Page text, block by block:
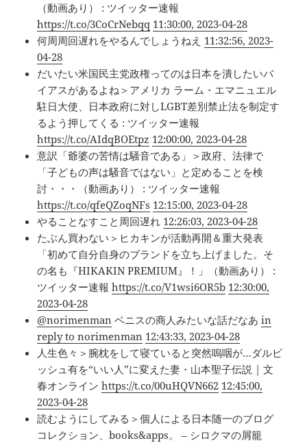
（動画あり） : ツイッター速報
https://t.co/3CoCrNebqq 11:30:00, 2023-04-28
何周周回遅れをやるんでしょうねえ 11:32:56, 2023-
04-28
だいたい米国民主党政権ってのは日本を潰したいバ
イアスがあるよね＞アメリカ ラーム・エマニュエル
駐日大使、日本政府に対しLGBT差別禁止法を制定す
るよう押してくる : ツイッター速報
https://t.co/AIdqBOEtpz 12:00:00, 2023-04-28
意訳「爺婆の苦情は騒音である」＞政府、法律で
「子どもの声は騒音ではない」と定めることを検
討・・・（動画あり） : ツイッター速報
https://t.co/qfeQZoqNFs 12:15:00, 2023-04-28
やることなすこと周回遅れ 12:26:03, 2023-04-28
たぶん買わない＞ヒカキンが活動再開＆重大発表
「初めて自分自身のブランドを立ち上げました。そ
の名も『HIKAKIN PREMIUM』！」（動画あり） :
ツイッター速報https://t.co/V1wsi6OR5b 12:30:00,
2023-04-28
@norimenman ベニスの商人みたいな話だなあin
reply to norimenman 12:43:33, 2023-04-28
人生色々＞腕枕をして寝ていると突然嗚咽が…ダルビ
ッシュ有を“いい人”に変えた妻・山本聖子伝説 | 文
春オンラインhttps://t.co/00uHQVN662 12:45:00,
2023-04-28
読むようにしてみる＞個人による日本随一のブログ
コレクション、books&apps。 – シロクマの屑籠